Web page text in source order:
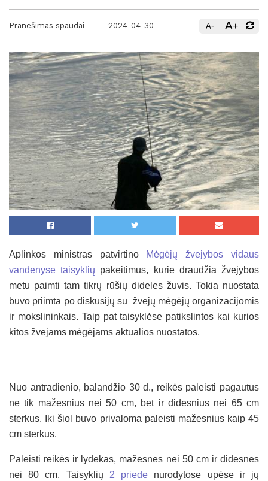
Pranešimas spaudai 2024-04-30 A- A+
Aplinkos ministras patvirtino Mėgėjų žvejybos vidaus
vandenyse taisyklių pakeitimus, kurie draudžia žvejybos
metu paimti tam tikrų rūšių dideles žuvis. Tokia nuostata
buvo priimta po diskusijų su žvejų mėgėjų organizacijomis
ir mokslininkais. Taip pat taisyklėse patikslintos kai kurios
kitos žvejams mėgėjams aktualios nuostatos.
Nuo antradienio, balandžio 30 d., reikės paleisti pagautus
ne tik mažesnius nei 50 cm, bet ir didesnius nei 65 cm
sterkus. Iki šiol buvo privaloma paleisti mažesnius kaip 45
cm sterkus.
Paleisti reikės ir lydekas, mažesnes nei 50 cm ir didesnes
nei 80 cm. Taisyklių 2 priede nurodytose upėse ir jų